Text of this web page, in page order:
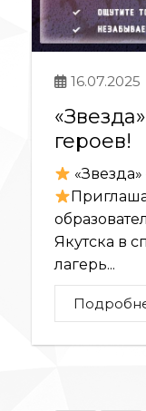
16.07.2025
героев!
Якутска в
лагерь...